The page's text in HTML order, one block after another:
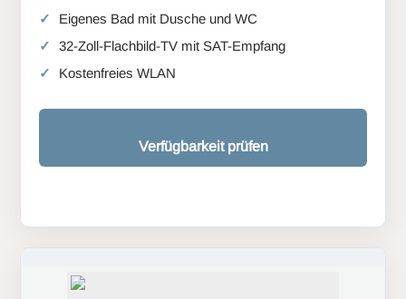
Eigenes Bad mit Dusche und WC
32-Zoll-Flachbild-TV mit SAT-Empfang
Kostenfreies WLAN
Verfügbarkeit prüfen